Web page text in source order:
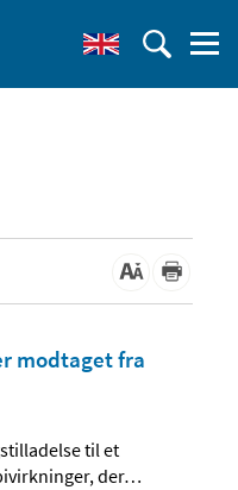
modtaget fra
til et
der…